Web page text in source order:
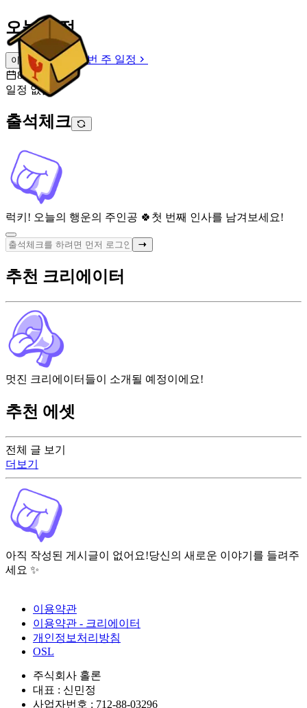
오늘 일정
이번 주 일정
이번 주 일정
8월 9일 [일]
일정 없음
출석체크
럭키! 오늘의 행운의 주인공 🍀 첫 번째 인사를 남겨보세요!
전체 글 보기
더보기
아직 작성된 게시글이 없어요!당신의 새로운 이야기를 들려주
세요 ✨
추천 크리에이터
멋진 크리에이터들이 소개될 예정이에요!
추천 에셋
이용약관
이용약관 - 크리에이터
개인정보처리방침
OSL
주식회사 홀론
대표 : 신민정
사업자번호 : 712-88-03296